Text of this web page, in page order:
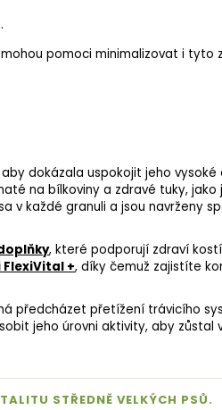
pomoci minimalizovat i tyto
dokázala uspokojit jeho
na bílkoviny a zdravé tuky, jako
v každé granuli a jsou navrženy
, které podporují zdraví
FlexiVital +, díky čemuž zajistíte
předcházet přetížení trávicího
jeho úrovni aktivity, aby zůstal